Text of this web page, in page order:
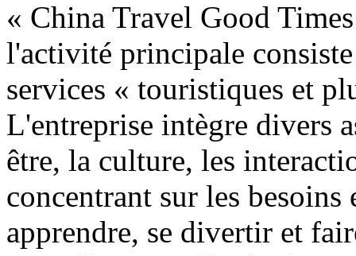
« China Travel Good
l'activité principale
services « touristiques et
L'entreprise intègre divers
être, la culture, les
concentrant sur les
apprendre, se divertir et